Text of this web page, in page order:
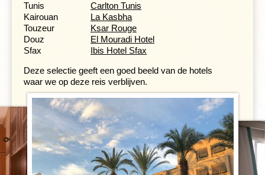
dag bereiken we
Tozeur, een prachtige palmoase aan de
rand van de Sahara. De stad staat bekend om haar
unieke baksteenarchitectuur, waarin geometrische
patronen gevels sieren. In het oude stadsdeel Ouled el
Hadef wandel je langs traditionele huizen en smalle
een paardenkoets.
Door bergoases en over de zoutvlakte naar
Douz
Dag 4 Tozeur - Chebika - Tamerza - Chott el Jerid -
Douz
Dag 5 Douz - Matmata - Sfax
Tunis
Carlton Tunis
Kairouan
La Kasbha
Touzeur
Ksar Rouge
Douz
El Mouradi Hotel
Sfax
Ibis Hotel Sfax
Deze selectie geeft een goed beeld van de hotels
waar we op deze reis verblijven.